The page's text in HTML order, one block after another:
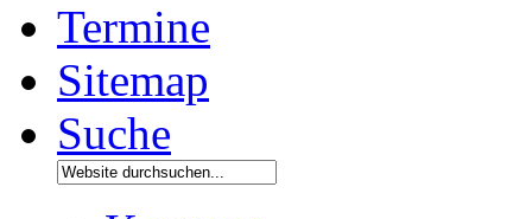
Termine
Sitemap
Suche